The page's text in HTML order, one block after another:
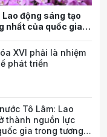
động sáng tạo
nhất của quốc gia
XVI phải là nhiệm
phát triển
Tô Lâm: Lao
thành nguồn lực
gia trong tương